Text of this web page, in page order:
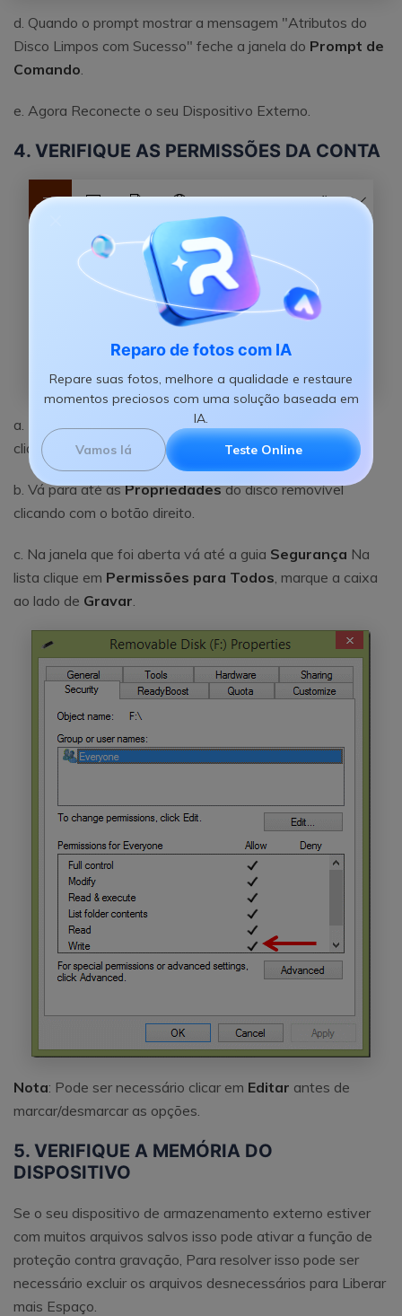
Reparo de fotos com IA
Repare suas fotos, melhore a qualidade e restaure
momentos preciosos com uma solução baseada em
IA.
Vamos lá
Teste Online
d. Quando o prompt mostrar a mensagem "Atributos do
Disco Limpos com Sucesso" feche a janela do Prompt de
Comando
e. Agora Reconecte o seu Dispositivo Externo.
4. VERIFIQUE AS PERMISSÕES DA CONTA
a. DigitePrompt de Comandona barra de pesquisa e
clique no primeiro resultado.
b. Vá para até asPropriedadesdo disco removível
clicando com o botão direito.
c. Na janela que foi aberta vá até a guia Segurança Na
lista clique em Permissões para Todos , marque a caixa
ao lado de Gravar
Nota: Pode ser necessário clicar em Editar antes de
marcar/desmarcar as opções.
5. VERIFIQUE A MEMÓRIA DO
DISPOSITIVO
Se o seu dispositivo de armazenamento externo estiver
com muitos arquivos salvos isso pode ativar a função de
proteção contra gravação, Para resolver isso pode ser
necessário excluir os arquivos desnecessários para Liberar
mais Espaço.